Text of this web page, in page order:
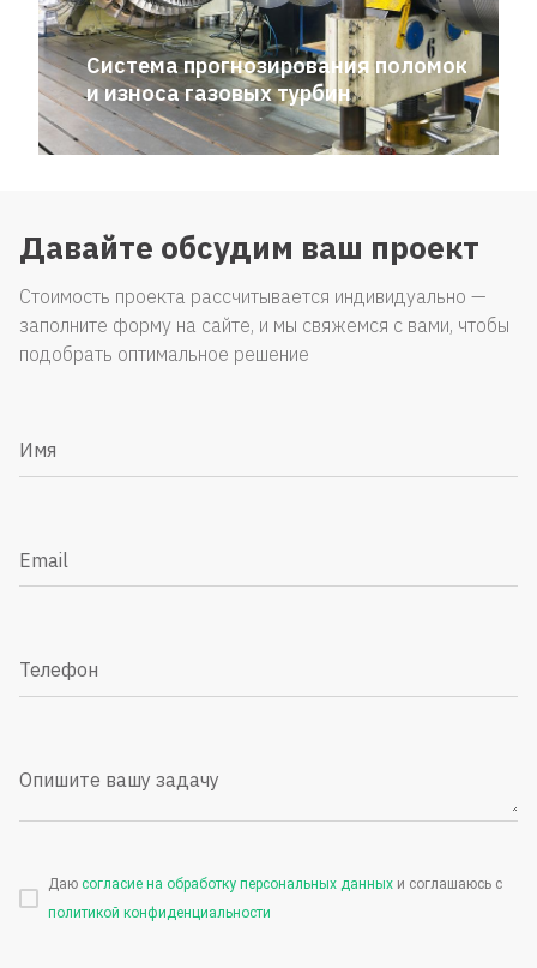
Система прогнозирования поломок
и износа газовых турбин
Давайте обсудим ваш проект
Стоимость проекта рассчитывается индивидуально —
заполните форму на сайте, и мы свяжемся с вами, чтобы
подобрать оптимальное решение
Имя
Email
Телефон
Опишите вашу задачу
Даю согласие на обработку персональных данных и соглашаюсь с
политикой конфиденциальности